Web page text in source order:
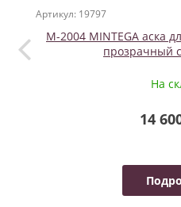
Артикул: 19797
M-2004 МINTEGA аска
прозрачный
На
14